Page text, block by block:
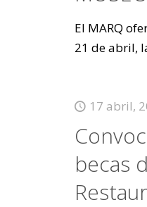
El MARQ
21 de abril,
17 abril,
becas